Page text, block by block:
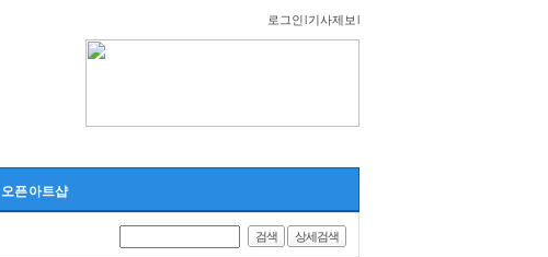
로그인l기사제보 l
오픈 아트샵
검색 상세검색